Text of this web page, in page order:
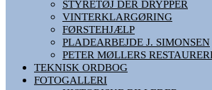
STYRETØJ DER DRYPPER
VINTERKLARGØRING
FØRSTEHJÆLP
PLADEARBEJDE J. SIMONSEN
PETER MØLLERS
TEKNISK ORDBOG
FOTOGALLERI